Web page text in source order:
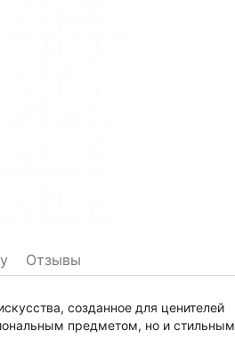
Отзывы
созданное для ценителей
предметом, но и стильным